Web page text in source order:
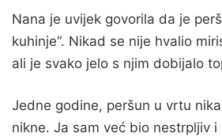
Nana je uvijek govorila da je
kuhinje“. Nikad se nije hvalio
ali je svako jelo s njim dobijalo
Jedne godine, peršun u vrtu
nikne. Ja sam već bio nestrpljiv